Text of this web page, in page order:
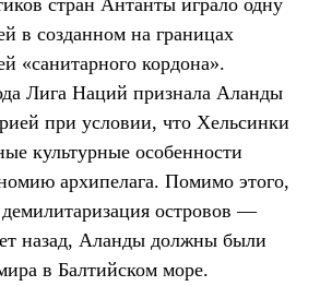
стран Антанты играло одну
в созданном на границах
«санитарного кордона».
Лига Наций признала Аланды
при условии, что Хельсинки
культурные особенности
архипелага. Помимо этого,
демилитаризация островов —
назад, Аланды должны были
в Балтийском море.